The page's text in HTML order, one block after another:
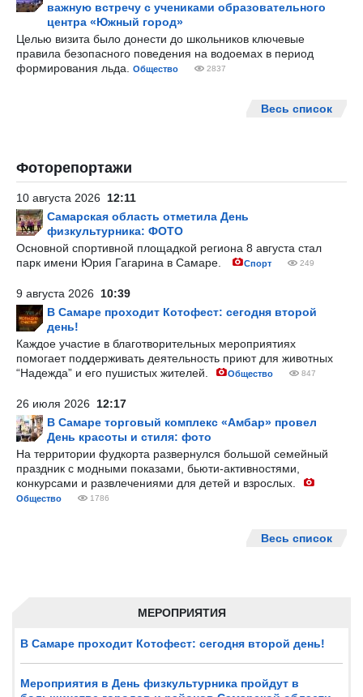
МЕРОПРИЯТИЯ
В Самаре проходит Котофест: сегодня второй день!
Мероприятия в День физкультурника пройдут в
важную встречу с учениками образовательного
центра «Южный город»
Целью визита было донести до школьников ключевые
правила безопасного поведения на водоемах в период
формирования льда.
Общество 2837
Весь список
Фоторепортажи
10 августа 2026 12:11
Самарская область отметила День
физкультурника: ФОТО
Основной спортивной площадкой региона 8 августа стал
парк имени Юрия Гагарина в Самаре.
Спорт 249
9 августа 2026 10:39
В Самаре проходит Котофест: сегодня второй
день!
Каждое участие в благотворительных мероприятиях
помогает поддерживать деятельность приют для животных
“Надежда” и его пушистых жителей.
Общество 847
26 июля 2026 12:17
В Самаре торговый комплекс «Амбар» провел
День красоты и стиля: фото
На территории фудкорта развернулся большой семейный
праздник с модными показами, бьюти-активностями,
конкурсами и развлечениями для детей и взрослых.
Общество 1786
Весь список